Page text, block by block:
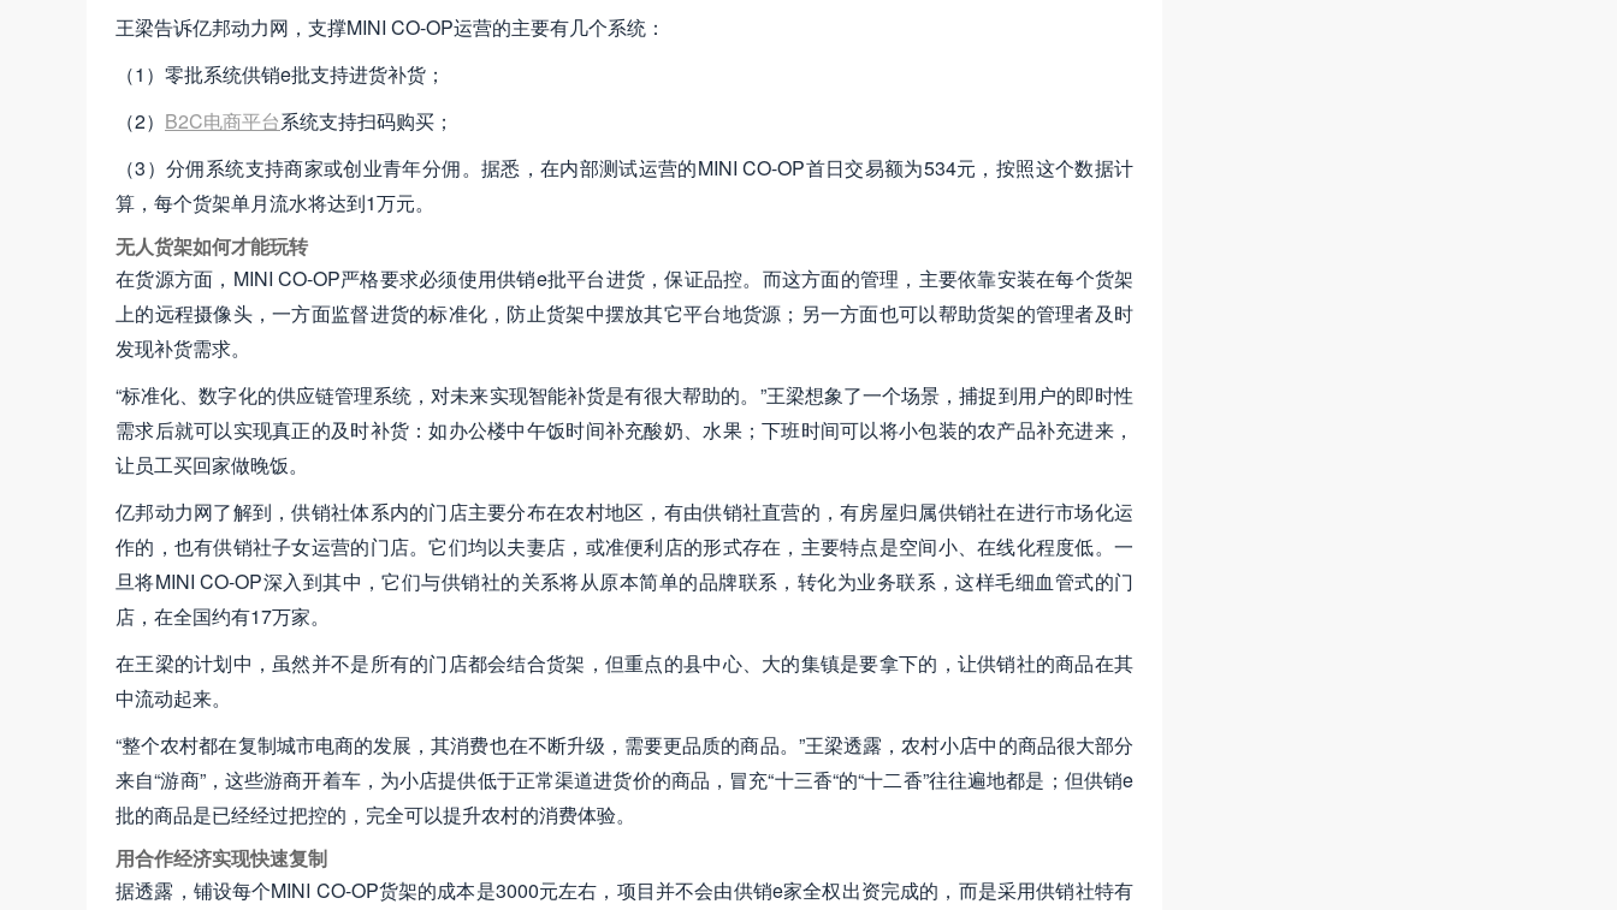
王梁告诉亿邦动力网，支撑MINI CO-OP运营的主要有几个系统：
（1）零批系统供销e批支持进货补货；
（2） B2C电商平台系统支持扫码购买；
（3）分佣系统支持商家或创业青年分佣。据悉，在内部测试运营的MINI CO-OP首日交易额为534元，按照这个数据计
算，每个货架单月流水将达到1万元。
无人货架如何才能玩转
在货源方面，MINI CO-OP严格要求必须使用供销e批平台进货，保证品控。而这方面的管理，主要依靠安装在每个货架
上的远程摄像头，一方面监督进货的标准化，防止货架中摆放其它平台地货源；另一方面也可以帮助货架的管理者及时
发现补货需求。
“标准化、数字化的供应链管理系统，对未来实现智能补货是有很大帮助的。”王梁想象了一个场景，捕捉到用户的即时性
需求后就可以实现真正的及时补货：如办公楼中午饭时间补充酸奶、水果；下班时间可以将小包装的农产品补充进来，
让员工买回家做晚饭。
亿邦动力网了解到，供销社体系内的门店主要分布在农村地区，有由供销社直营的，有房屋归属供销社在进行市场化运
作的，也有供销社子女运营的门店。它们均以夫妻店，或准便利店的形式存在，主要特点是空间小、在线化程度低。一
旦将MINI CO-OP深入到其中，它们与供销社的关系将从原本简单的品牌联系，转化为业务联系，这样毛细血管式的门
店，在全国约有17万家。
在王梁的计划中，虽然并不是所有的门店都会结合货架，但重点的县中心、大的集镇是要拿下的，让供销社的商品在其
中流动起来。
“整个农村都在复制城市电商的发展，其消费也在不断升级，需要更品质的商品。”王梁透露，农村小店中的商品很大部分
来自“游商”，这些游商开着车，为小店提供低于正常渠道进货价的商品，冒充“十三香“的“十二香”往往遍地都是；但供销e
批的商品是已经经过把控的，完全可以提升农村的消费体验。
用合作经济实现快速复制
据透露，铺设每个MINI CO-OP货架的成本是3000元左右，项目并不会由供销e家全权出资完成的，而是采用供销社特有